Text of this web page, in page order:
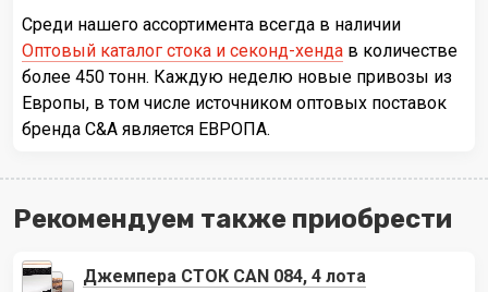
Среди нашего ассортимента всегда в наличии
Оптовый каталог стока и секонд-хенда в количестве
более 450 тонн. Каждую неделю новые привозы из
Европы, в том числе источником оптовых поставок
бренда C&A является ЕВРОПА.
Рекомендуем также приобрести
Джемпера СТОК CAN 084, 4 лота